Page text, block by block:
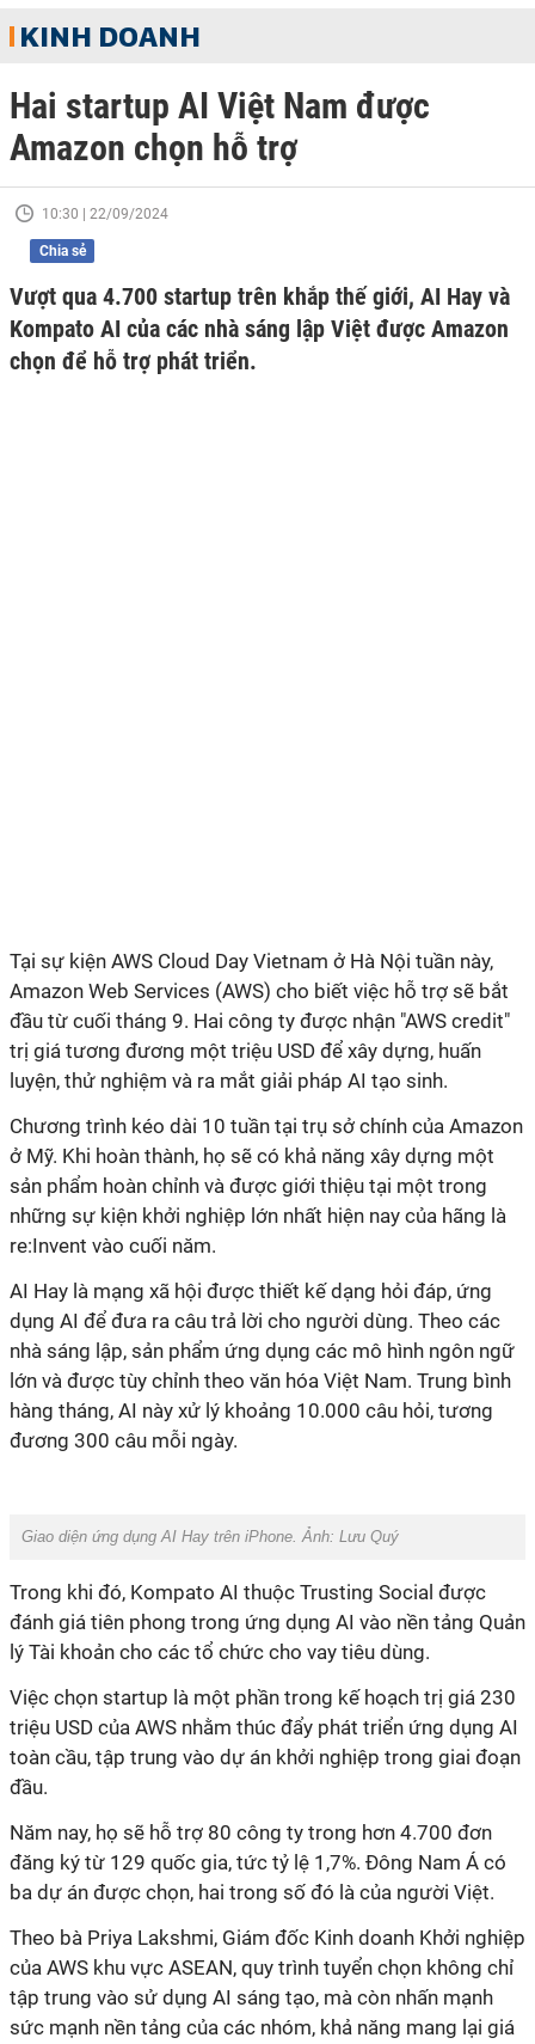
KINH DOANH
Hai startup AI Việt Nam được
Amazon chọn hỗ trợ
10:30 | 22/09/2024
Chia sẻ
Vượt qua 4.700 startup trên khắp thế giới, AI Hay và
Kompato AI của các nhà sáng lập Việt được Amazon
chọn để hỗ trợ phát triển.
Tại sự kiện AWS Cloud Day Vietnam ở Hà Nội tuần này,
Amazon Web Services (AWS) cho biết việc hỗ trợ sẽ bắt
đầu từ cuối tháng 9. Hai công ty được nhận "AWS credit"
trị giá tương đương một triệu USD để xây dựng, huấn
luyện, thử nghiệm và ra mắt giải pháp AI tạo sinh.
Chương trình kéo dài 10 tuần tại trụ sở chính của Amazon
ở Mỹ. Khi hoàn thành, họ sẽ có khả năng xây dựng một
sản phẩm hoàn chỉnh và được giới thiệu tại một trong
những sự kiện khởi nghiệp lớn nhất hiện nay của hãng là
re:Invent vào cuối năm.
AI Hay là mạng xã hội được thiết kế dạng hỏi đáp, ứng
dụng AI để đưa ra câu trả lời cho người dùng. Theo các
nhà sáng lập, sản phẩm ứng dụng các mô hình ngôn ngữ
lớn và được tùy chỉnh theo văn hóa Việt Nam. Trung bình
hàng tháng, AI này xử lý khoảng 10.000 câu hỏi, tương
đương 300 câu mỗi ngày.
Giao diện ứng dụng AI Hay trên iPhone. Ảnh: Lưu Quý
Trong khi đó, Kompato AI thuộc Trusting Social được
đánh giá tiên phong trong ứng dụng AI vào nền tảng Quản
lý Tài khoản cho các tổ chức cho vay tiêu dùng.
Việc chọn startup là một phần trong kế hoạch trị giá 230
triệu USD của AWS nhằm thúc đẩy phát triển ứng dụng AI
toàn cầu, tập trung vào dự án khởi nghiệp trong giai đoạn
đầu.
Năm nay, họ sẽ hỗ trợ 80 công ty trong hơn 4.700 đơn
đăng ký từ 129 quốc gia, tức tỷ lệ 1,7%. Đông Nam Á có
ba dự án được chọn, hai trong số đó là của người Việt.
Theo bà Priya Lakshmi, Giám đốc Kinh doanh Khởi nghiệp
của AWS khu vực ASEAN, quy trình tuyển chọn không chỉ
tập trung vào sử dụng AI sáng tạo, mà còn nhấn mạnh
sức mạnh nền tảng của các nhóm, khả năng mang lại giá